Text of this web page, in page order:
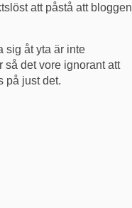
att påstå att bloggen
sig åt yta är inte
så det vore ignorant att
på just det.